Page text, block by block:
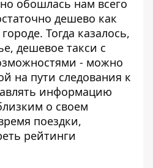
обошлась нам всего
дешево как
Тогда казалось,
дешевое такси с
- можно
на пути следования к
информацию
о своем
поездки,
рейтинги